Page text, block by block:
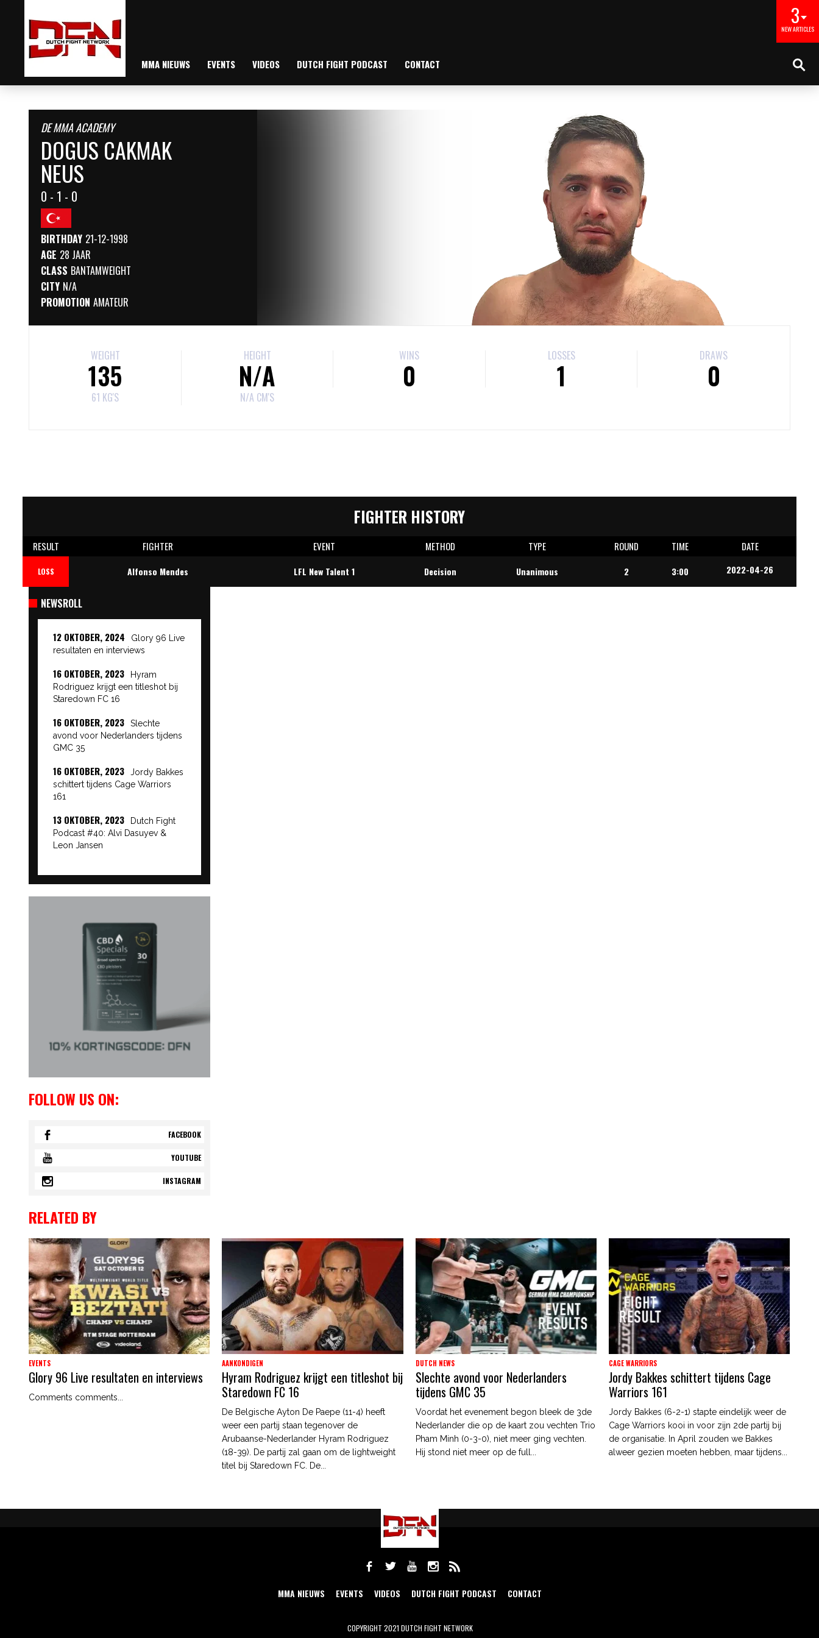
3
NEW ARTICLES
MMA NIEUWS EVENTS VIDEOS DUTCH FIGHT PODCAST CONTACT
DE MMA ACADEMY
DOGUS CAKMAK
NEUS
0 - 1 - 0
BIRTHDAY 21-12-1998
AGE 28 JAAR
CLASS BANTAMWEIGHT
CITY N/A
PROMOTION AMATEUR
WEIGHT
135
61 KG'S
HEIGHT
N/A
N/A CM'S
WINS
0
LOSSES
1
DRAWS
0
FIGHTER HISTORY
RESULT FIGHTER EVENT METHOD TYPE ROUND TIME DATE
LOSS Alfonso Mendes LFL New Talent 1 Decision Unanimous 2 3:00 2022-04-26
NEWSROLL
12 OKTOBER, 2024
Glory 96 Live
resultaten en interviews
16 OKTOBER, 2023
Hyram
Rodriguez krijgt een titleshot bij
Staredown FC 16
16 OKTOBER, 2023
Slechte
avond voor Nederlanders tijdens
GMC 35
16 OKTOBER, 2023
Jordy Bakkes
schittert tijdens Cage Warriors
161
13 OKTOBER, 2023
Dutch Fight
Podcast #40: Alvi Dasuyev &
Leon Jansen
FOLLOW US ON:
FACEBOOK
YOUTUBE
INSTAGRAM
RELATED BY
EVENTS
Glory 96 Live resultaten en interviews
Comments comments...
AANKONDIGEN
Hyram Rodriguez krijgt een titleshot bij
Staredown FC 16
De Belgische Ayton De Paepe (11-4) heeft
weer een partij staan tegenover de
Arubaanse-Nederlander Hyram Rodriguez
(18-39). De partij zal gaan om de lightweight
titel bij Staredown FC. De...
DUTCH NEWS
Slechte avond voor Nederlanders
tijdens GMC 35
Voordat het evenement begon bleek de 3de
Nederlander die op de kaart zou vechten Trio
Pham Minh (0-3-0), niet meer ging vechten.
Hij stond niet meer op de full...
CAGE WARRIORS
Jordy Bakkes schittert tijdens Cage
Warriors 161
Jordy Bakkes (6-2-1) stapte eindelijk weer de
Cage Warriors kooi in voor zijn 2de partij bij
de organisatie. In April zouden we Bakkes
alweer gezien moeten hebben, maar tijdens...
MMA NIEUWS EVENTS VIDEOS DUTCH FIGHT PODCAST CONTACT
COPYRIGHT 2021 DUTCH FIGHT NETWORK